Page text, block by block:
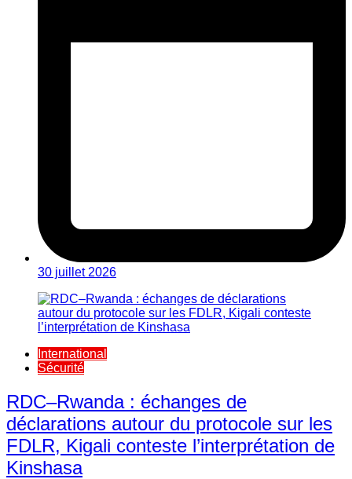
30 juillet 2026
International
Sécurité
RDC–Rwanda : échanges de
déclarations autour du protocole sur les
FDLR, Kigali conteste l’interprétation de
Kinshasa